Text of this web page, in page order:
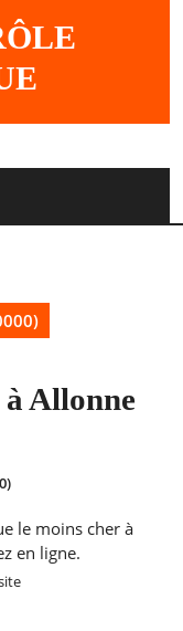
Allonne
le moins cher à
en ligne.